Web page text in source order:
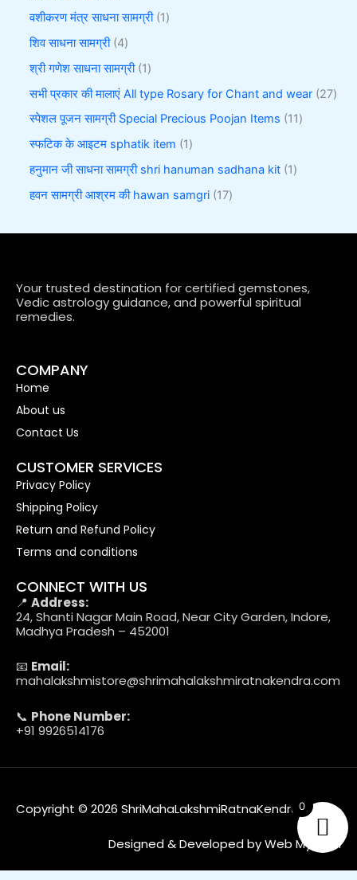
वशीकरण मंत्र साधना सामग्री 1
शिव साधना सामग्री 4
श्री गणेश साधना सामग्री 1
सभी प्रकार की मालाएं All type Rosary for Chant and wear 27
स्पेशल पूजन सामग्री Special Precious Poojan Items 11
स्फटिक के आइटम sphatik item 1
हनुमान जी साधना सामग्री shri hanuman sadhana kit 1
हवन सामग्री आश्रम की hawan samgri 17
Your trusted destination for certified gemstones,
Vedic astrology guidance, and powerful spiritual
remedies.
COMPANY
Home
About us
Contact Us
CUSTOMER SERVICES
Privacy Policy
Shipping Policy
Return and Refund Policy
Terms and conditions
CONNECT WITH US
📍 Address:
24, Shanti Nagar Main Road, Near City Garden, Indore,
Madhya Pradesh – 452001
📧 Email:
mahalakshmistore@shrimahalakshmiratnakendra.com
📞 Phone Number:
+91 9926514176
Copyright © 2026 ShriMahaLakshmiRatnaKendra
Designed & Developed by Web MyTech
0